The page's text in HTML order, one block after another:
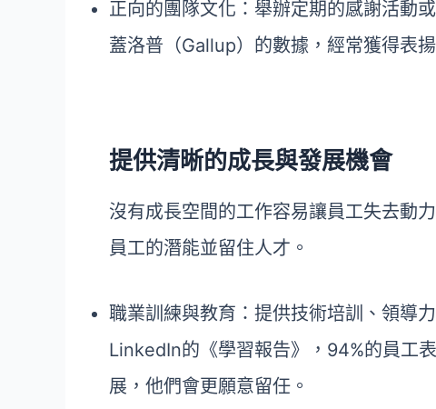
正向的團隊文化：舉辦定期的感謝活動
蓋洛普（Gallup）的數據，經常獲得表
提供清晰的成長與發展機會
沒有成長空間的工作容易讓員工失去動
員工的潛能並留住人才。
職業訓練與教育：提供技術培訓、領導
LinkedIn的《學習報告》，94%的員工
展，他們會更願意留任。